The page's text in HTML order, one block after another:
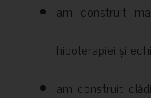
am construit
hipoterapiei și
am construit